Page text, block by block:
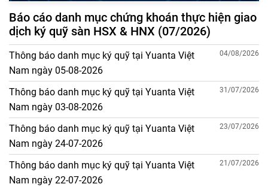
Báo cáo danh mục chứng khoán thực hiện giao
dịch ký quỹ sàn HSX & HNX (07/2026)
Thông báo danh mục ký quỹ tại Yuanta Việt
Nam ngày 05-08-2026
04/08/2026
Thông báo danh mục ký quỹ tại Yuanta Việt
Nam ngày 03-08-2026
31/07/2026
Thông báo danh mục ký quỹ tại Yuanta Việt
Nam ngày 24-07-2026
23/07/2026
Thông báo danh mục ký quỹ tại Yuanta Việt
Nam ngày 22-07-2026
21/07/2026